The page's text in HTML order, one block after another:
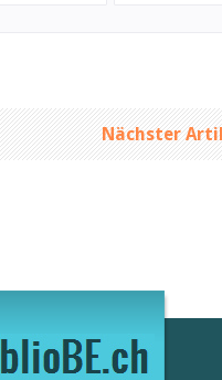
Nächster